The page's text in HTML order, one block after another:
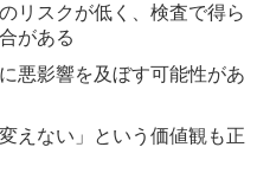
リスクが低く、検査で得ら
がある
悪影響を及ぼす可能性があ
えない」という価値観も正